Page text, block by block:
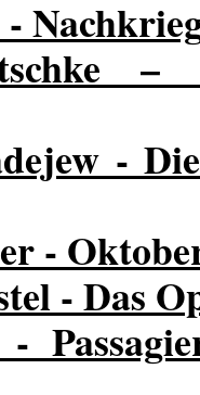
–
-
-
- Das